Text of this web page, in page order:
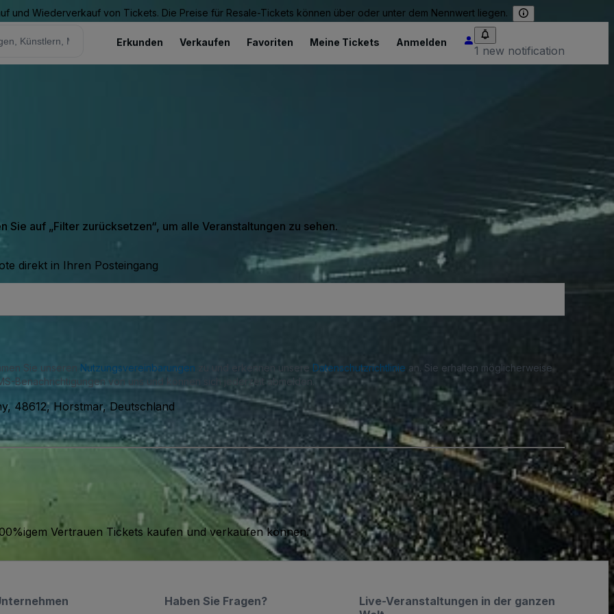
und Wiederverkauf von Tickets. Die Preise für Resale-Tickets können über oder unter dem Nennwert liegen.
Erkunden Verkaufen Favoriten Meine Tickets Anmelden
1 new notification
Sie auf „Filter zurücksetzen“, um alle Veranstaltungen zu sehen.
direkt in Ihren Posteingang
Sie unseren Nutzungsvereinbarungen zu und erkennen unsere Datenschutzrichtlinie an. Sie erhalten möglicherweise
Benachrichtigungen von uns und können sich jederzeit abmelden.
48612, Horstmar, Deutschland
Vertrauen Tickets kaufen und verkaufen können.
Live-Veranstaltungen in der ganzen
Haben Sie Fragen?